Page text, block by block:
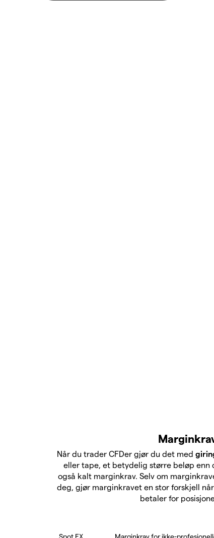
Når du trader CFDer gjør du det med
eller tape, et betydelig større beløp
også kalt marginkrav. Selv om
deg, gjør marginkravet en stor forskjell
betaler for